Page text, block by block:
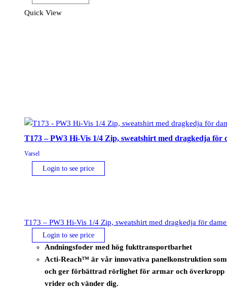
ärm
Quick View
T173 – PW3 Hi-Vis 1/4 Zip, sweatshirt med dragkedja för
Varsel
Login to see price
T173 – PW3 Hi-Vis 1/4 Zip, sweatshirt med dragkedja för
Login to see price
Andningsfoder med hög fukttransportbarhet
Acti-Reach™ är vår innovativa panelkonstruktion
och ger förbättrad rörlighet för armar och överkropp
vrider och vänder dig.